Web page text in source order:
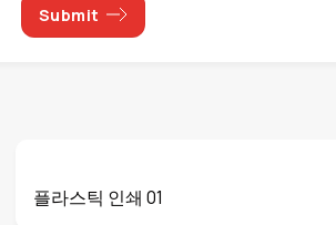
플라스틱 인쇄 01